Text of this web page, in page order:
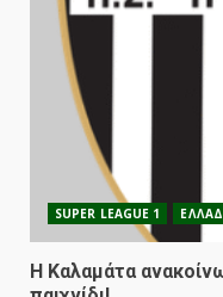
SUPER LEAGUE 1
Η Καλαμάτα